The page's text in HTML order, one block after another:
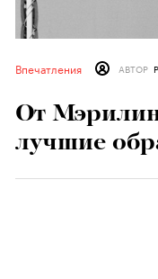
Впечатления АВТОР
От
лучшие